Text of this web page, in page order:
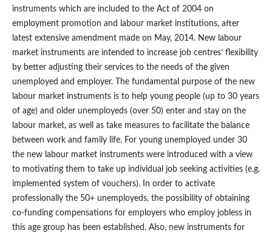
instruments which are included to the Act of 2004 on
employment promotion and labour market institutions, after
latest extensive amendment made on May, 2014. New labour
market instruments are intended to increase job centres’ flexibility
by better adjusting their services to the needs of the given
unemployed and employer. The fundamental purpose of the new
labour market instruments is to help young people (up to 30 years
of age) and older unemployeds (over 50) enter and stay on the
labour market, as well as take measures to facilitate the balance
between work and family life. For young unemployed under 30
the new labour market instruments were introduced with a view
to motivating them to take up individual job seeking activities (e.g.
implemented system of vouchers). In order to activate
professionally the 50+ unemployeds, the possibility of obtaining
co-funding compensations for employers who employ jobless in
this age group has been established. Also, new instruments for